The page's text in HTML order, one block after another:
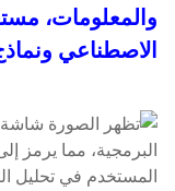
والمعلومات،
الاصطناعي